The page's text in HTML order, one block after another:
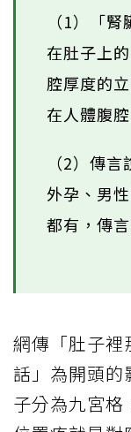
（1）「
在肚子上
腔厚度的
在人體腹
（2）傳
外孕、男
都有，傳
網傳「肚子裡
話」為開頭的
子分為九宮格